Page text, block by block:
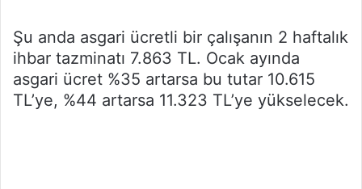
Şu anda asgari ücretli bir çalışanın 2 haftalık
ihbar tazminatı 7.863 TL. Ocak ayında
asgari ücret %35 artarsa bu tutar 10.615
TL’ye, %44 artarsa 11.323 TL’ye yükselecek.